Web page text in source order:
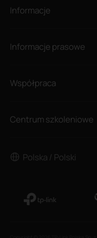
Informacje
Informacje prasowe
Współpraca
Centrum szkoleniowe
Polska / Polski